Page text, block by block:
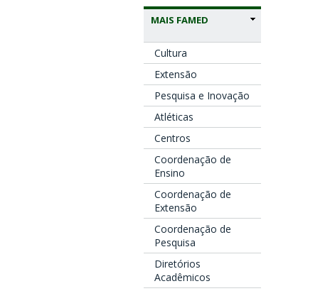
MAIS FAMED
Cultura
Extensão
Pesquisa e Inovação
Atléticas
Centros
Coordenação de
Ensino
Coordenação de
Extensão
Coordenação de
Pesquisa
Diretórios
Acadêmicos